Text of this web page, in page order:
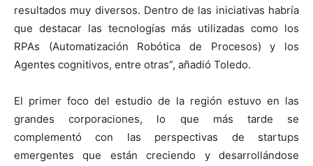
resultados muy diversos. Dentro de las iniciativas habría
que destacar las tecnologías más utilizadas como los
RPAs (Automatización Robótica de Procesos) y los
Agentes cognitivos, entre otras”, añadió Toledo.
El primer foco del estudio de la región estuvo en las
grandes corporaciones, lo que más tarde se
complementó con las perspectivas de startups
emergentes que están creciendo y desarrollándose